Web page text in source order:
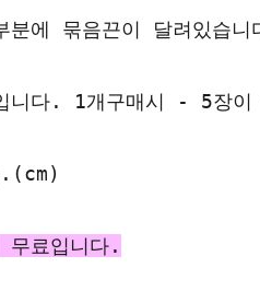
에 묶음끈이 달려있습니
니다. 1개구매시 - 5장이
료입니다.